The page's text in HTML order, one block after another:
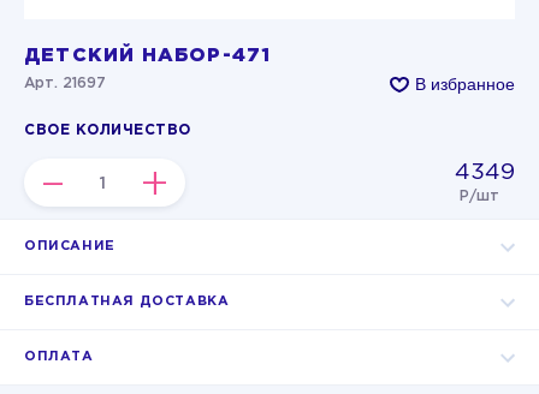
ДЕТСКИЙ НАБОР-471
Арт. 21697 В избранное
СВОЕ КОЛИЧЕСТВО
– + 4349
Р/шт
ОПИСАНИЕ
БЕСПЛАТНАЯ ДОСТАВКА
ОПЛАТА